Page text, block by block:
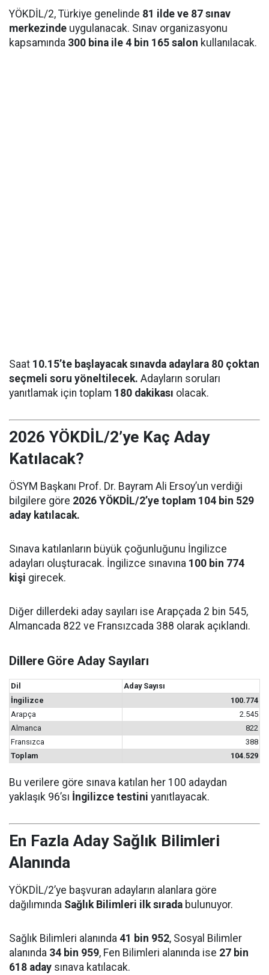
YÖKDİL/2, Türkiye genelinde 81 ilde ve 87 sınav
merkezinde uygulanacak. Sınav organizasyonu
kapsamında 300 bina ile 4 bin 165 salon kullanılacak.
Saat 10.15’te başlayacak sınavda adaylara 80 çoktan
seçmeli soru yöneltilecek. Adayların soruları
yanıtlamak için toplam 180 dakikası olacak.
2026 YÖKDİL/2’ye Kaç Aday
Katılacak?
ÖSYM Başkanı Prof. Dr. Bayram Ali Ersoy’un verdiği
bilgilere göre 2026 YÖKDİL/2’ye toplam 104 bin 529
aday katılacak.
Sınava katılanların büyük çoğunluğunu İngilizce
adayları oluşturacak. İngilizce sınavına 100 bin 774
kişi girecek.
Diğer dillerdeki aday sayıları ise Arapçada 2 bin 545,
Almancada 822 ve Fransızcada 388 olarak açıklandı.
Dillere Göre Aday Sayıları
Dil
Aday Sayısı
İngilizce
100.774
Arapça
2.545
Almanca
822
Fransızca
388
Toplam
104.529
Bu verilere göre sınava katılan her 100 adaydan
yaklaşık 96’sı İngilizce testini yanıtlayacak.
En Fazla Aday Sağlık Bilimleri
Alanında
YÖKDİL/2’ye başvuran adayların alanlara göre
dağılımında Sağlık Bilimleri ilk sırada bulunuyor.
Sağlık Bilimleri alanında 41 bin 952, Sosyal Bilimler
alanında 34 bin 959, Fen Bilimleri alanında ise 27 bin
618 aday sınava katılacak.